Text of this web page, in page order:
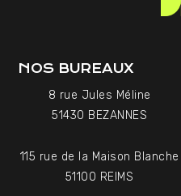
NOS BUREAUX
8 rue Jules Méline
51430 BEZANNES
115 rue de la Maison Blanche
51100 REIMS